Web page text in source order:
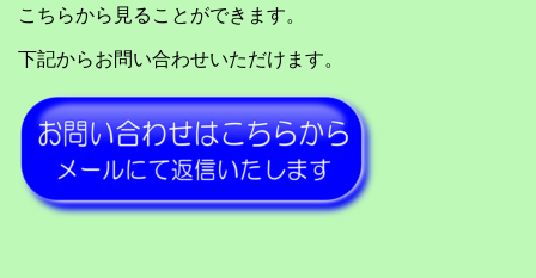
こちらから見ることができます。
下記からお問い合わせいただけます。